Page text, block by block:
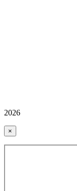
2026
×